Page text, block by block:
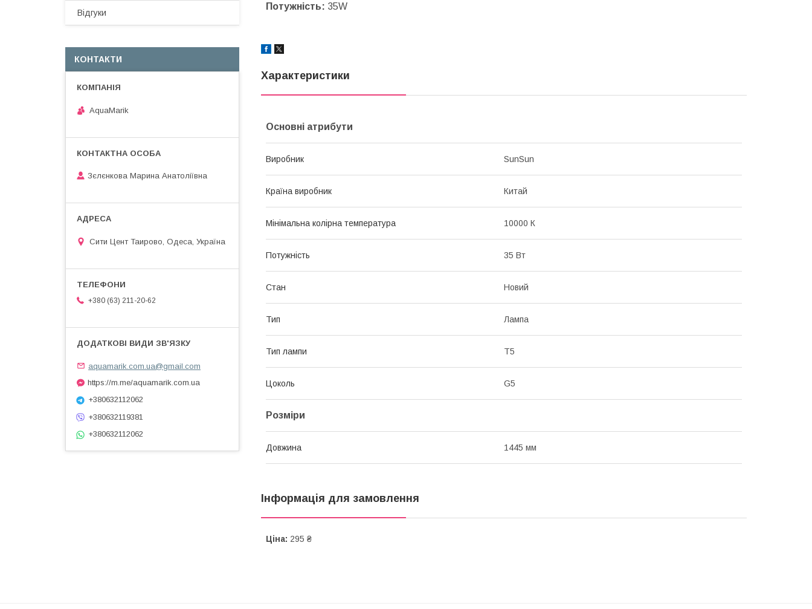
Потужність: 35W
Характеристики
Основні атрибути
Виробник SunSun
Країна виробник Китай
Мінімальна колірна температура 10000 К
Потужність 35 Вт
Стан Новий
Тип Лампа
Тип лампи Т5
Цоколь G5
Розміри
Довжина 1445 мм
Інформація для замовлення
Ціна: 295 ₴
Відгуки
КОНТАКТИ
AquaMarik
Зєлєнкова Марина Анатоліївна
Сити Цент Таирово, Одеса, Україна
+380 (63) 211-20-62
aquamarik.com.ua@gmail.com
https://m.me/aquamarik.com.ua
+380632112062
+380632119381
+380632112062